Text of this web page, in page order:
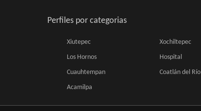
Perfiles por categorias
Xiutepec Xochiltepec
Los Hornos Hospital
Cuauhtempan Coatlán del Río
Acamilpa